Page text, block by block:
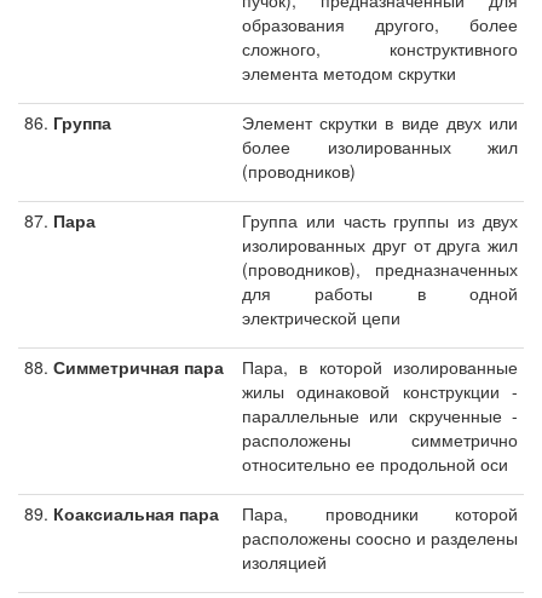
образования другого, более
сложного, конструктивного
элемента методом скрутки
86. Группа
Элемент скрутки в виде двух или
более изолированных жил
(проводников)
87. Пара
Группа или часть группы из двух
изолированных друг от друга жил
(проводников), предназначенных
для работы в одной
электрической цепи
88. Симметричная пара
Пара, в которой изолированные
жилы одинаковой конструкции -
параллельные или скрученные -
расположены симметрично
относительно ее продольной оси
89. Коаксиальная пара
Пара, проводники которой
расположены соосно и разделены
изоляцией